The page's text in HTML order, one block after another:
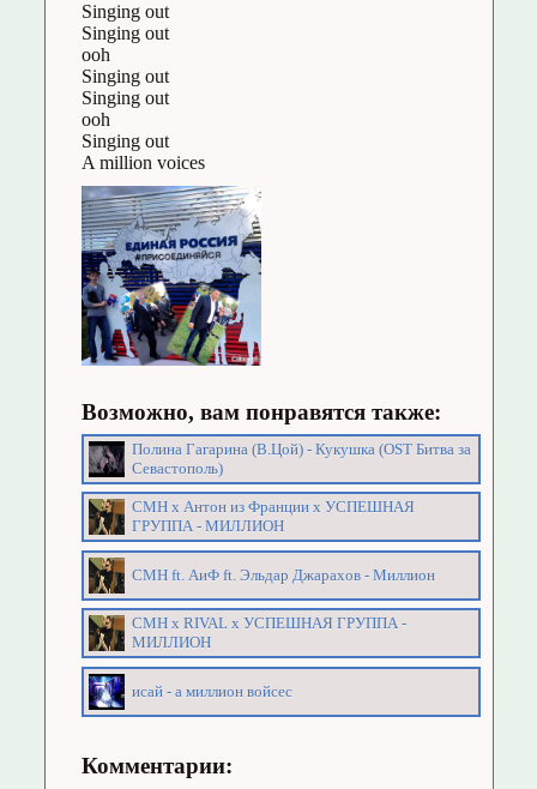
Singing out
Singing out
ooh
Singing out
Singing out
ooh
Singing out
A million voices
Возможно, вам понравятся также:
Полина Гагарина (В.Цой) - Кукушка (OST Битва за
Севастополь)
СМН х Антон из Франции х УСПЕШНАЯ
ГРУППА - МИЛЛИОН
CMH ft. АиФ ft. Эльдар Джарахов - Миллион
CMH x RIVAL x УСПЕШНАЯ ГРУППА -
МИЛЛИОН
исай - а миллион войсес
Комментарии: